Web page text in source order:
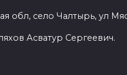
обл, село Чалтырь, ул
Асватур Сергеевич.